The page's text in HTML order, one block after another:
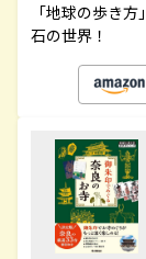
「地球の歩き
石の世界！